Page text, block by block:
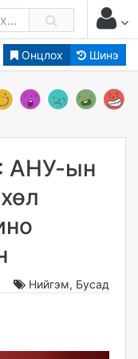
Онцлох Шинэ
АНУ-ын
Нийгэм, Бусад